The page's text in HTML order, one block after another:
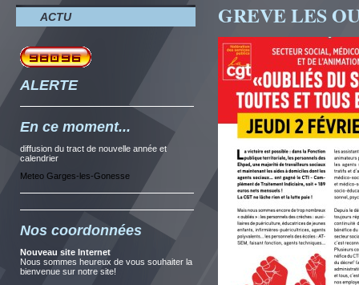
GREVE LES
ACTU
ALERTE
En ce moment...
diffusion du tract de nouvelle année et
calendrier
Meteo Garges-les-Gonesse
Nos coordonnées
Nouveau site Internet
Nous sommes heureux de vous souhaiter la
bienvenue sur notre site!